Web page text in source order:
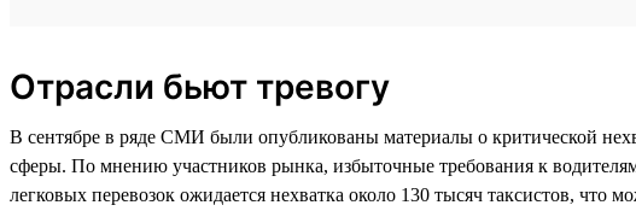
Отрасли бьют тревогу
В сентябре в ряде СМИ были опубликованы материалы о критической
сферы. По мнению участников рынка, избыточные требования к
легковых перевозок ожидается нехватка около 130 тысяч таксистов,